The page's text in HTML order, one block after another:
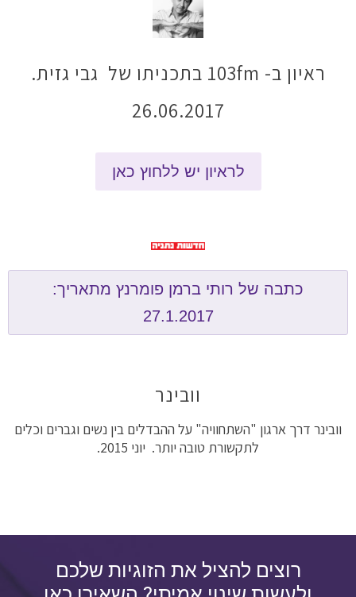
ראיון ב- 103fm בתכניתו של גבי גזית.
26.06.2017
לראיון יש ללחוץ כאן
כתבה של רותי ברמן פומרנץ מתאריך:
27.1.2017
וובינר
וובינר דרך ארגון "השתחוויה" על ההבדלים בין נשים וגברים וכלים
לתקשורת טובה יותר. יוני 2015.
רוצים להציל את הזוגיות שלכם